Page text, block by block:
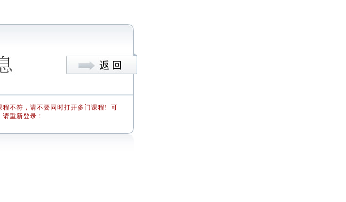
程不符，请不要同时打开多门课程! 可
重新登录！